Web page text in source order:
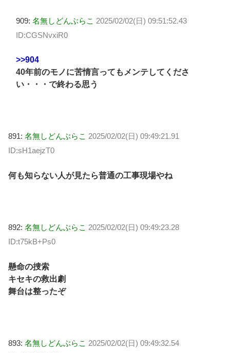
909: 名無しどんぶらこ 2025/02/02(日) 09:51:52.43
ID:CGSNvxiR0
>>904
40年前のモノに苦情言ってもメンテしてくださ
い・・・で終わる思う
891: 名無しどんぶらこ 2025/02/02(日) 09:49:21.91
ID:sH1aejzT0
何も知らない人が見たら普通の工事現場やね
892: 名無しどんぶらこ 2025/02/02(日) 09:49:23.28
ID:t75kB+Ps0
懸命の捜索
キセキの救出劇
舞台は整ったぞ
893: 名無しどんぶらこ 2025/02/02(日) 09:49:32.54